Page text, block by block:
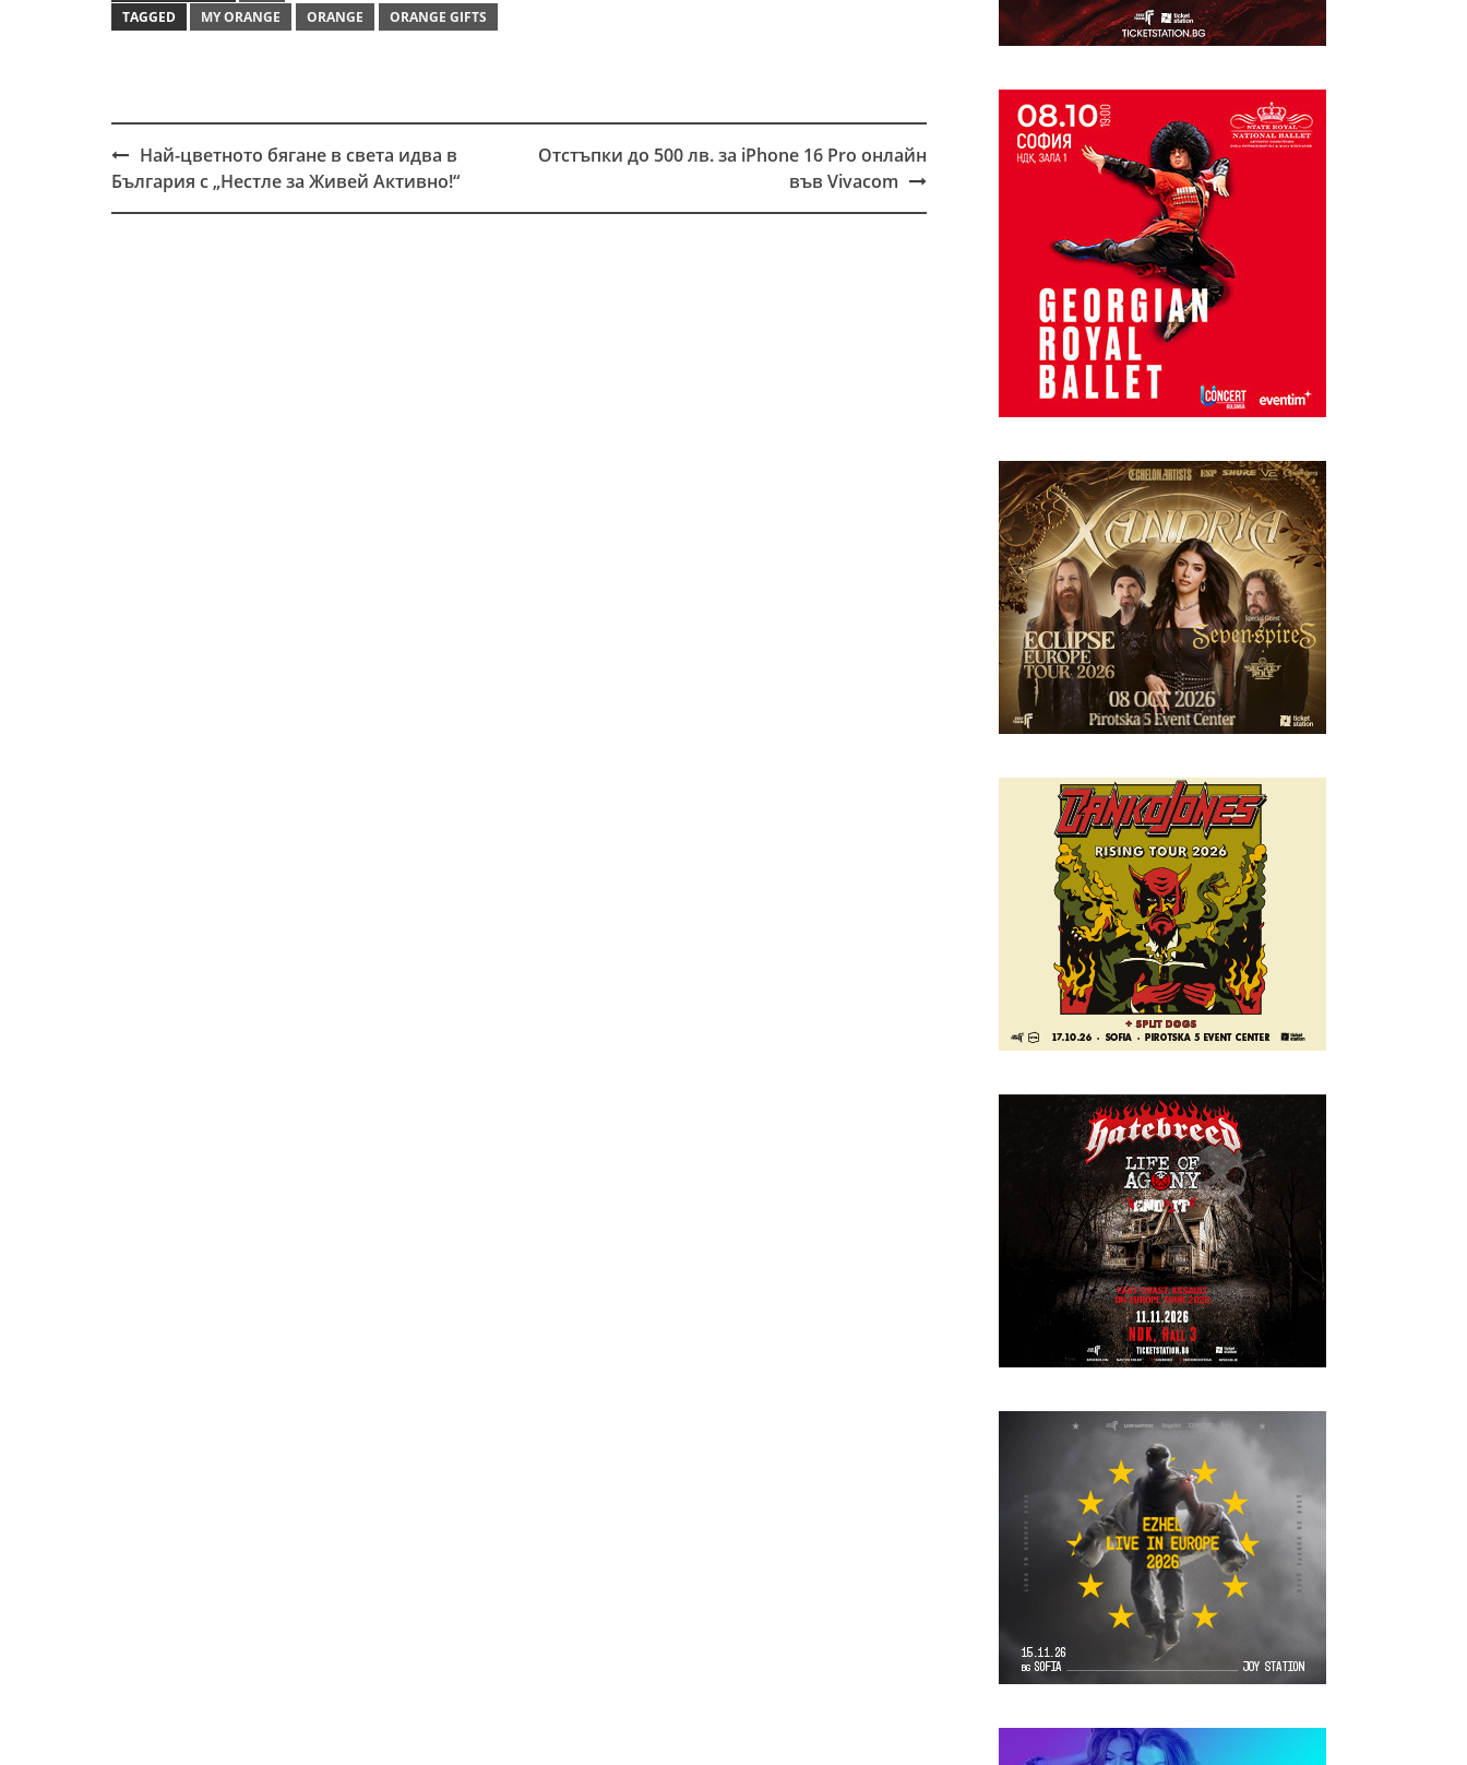
TAGGED
MY ORANGE ORANGE ORANGE GIFTS
Post
navigation
Най-цветното бягане в света идва в
България с „Нестле за Живей Активно!“
Отстъпки до 500 лв. за iPhone 16 Pro онлайн
във Vivacom